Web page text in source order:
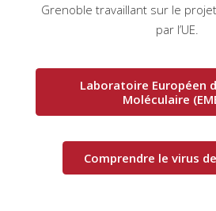
Grenoble travaillant sur le
par l’UE.
Laboratoire Européen
Moléculaire
Comprendre le virus